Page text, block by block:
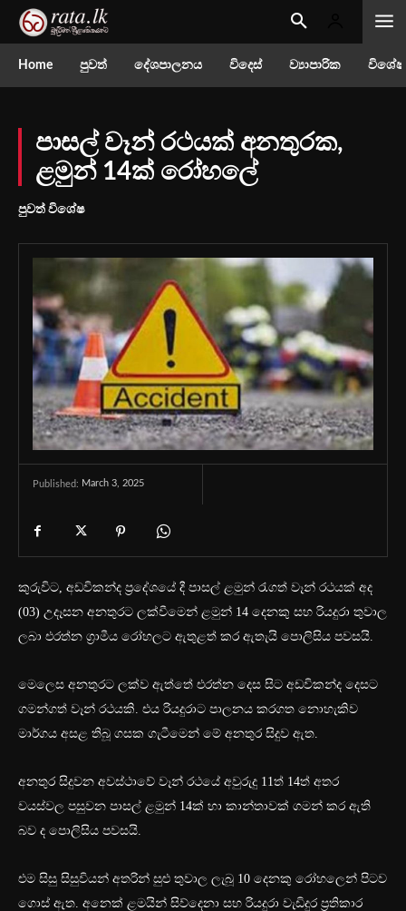
Home පුවත් දේශපාලනය විදෙස් ව්‍යාපාරික
පාසල් වෑන් රථයක් අනතුරක,
ළමුන් 14ක් රෝහලේ
පුවත් විශේෂ
Published: March 3, 2025
කුරුවිට, අඩවිකන්ද ප්‍රදේශයේ දී පාසල් ළමුන් රැගත් වෑන් රථයක් අද
(03) උදෑසන අනතුරට ලක්වීමෙන් ළමුන් 14 දෙනකු සහ රියදුරා තුවාල
ලබා එරත්න ග්‍රාමීය රෝහලට ඇතුළත් කර ඇතැයි පොලිසිය පවසයි.
මෙලෙස අනතුරට ලක්ව ඇත්තේ එරත්න දෙස සිට අඩවිකන්ද දෙසට
ගමන්ගත් වෑන් රථයකි. එය රියදුරාට පාලනය කරගත නොහැකිව
මාර්ගය අසළ තිබූ ගසක ගැටීමෙන් මේ අනතුර සිදුව ඇත.
අනතුර සිදුවන අවස්ථාවේ වෑන් රථයේ අවුරුදු 11ත් 14ත් අතර
වයස්වල පසුවන පාසල් ළමුන් 14ක් හා කාන්තාවක් ගමන් කර ඇති
බව ද පොලිසිය පවසයි.
එම සිසු සිසුවියන් අතරින් සුළු තුවාල ලැබූ 10 දෙනකු රෝහලෙන් පිටව
ගොස් ඇත. අනෙක් ළමයින් සිව්දෙනා සහ රියදුරා වැඩිදුර ප්‍රතිකාර